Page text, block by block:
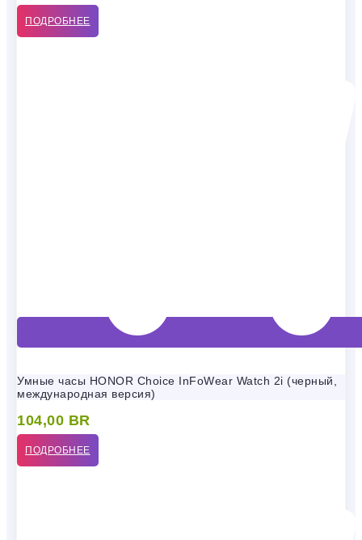
ПОДРОБНЕЕ
Умные часы HONOR Choice InFoWear Watch 2i (черный,
международная версия)
104,00 BR
ПОДРОБНЕЕ